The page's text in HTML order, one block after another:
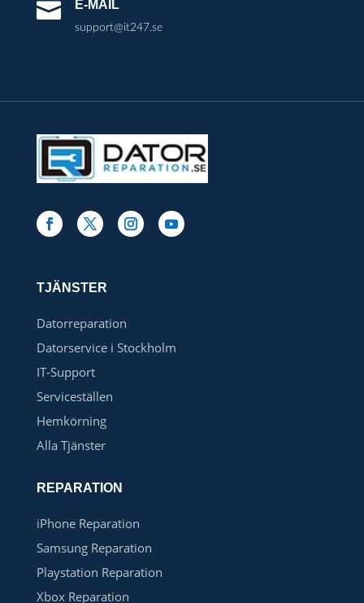
 E-MAIL
support@it247.se
TJÄNSTER
Datorreparation
Datorservice i Stockholm
IT-Support
Serviceställen
Hemkörning
Alla Tjänster
REPARATION
iPhone Reparation
Samsung Reparation
Playstation Reparation
Xbox Reparation